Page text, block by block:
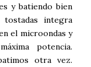
y batiendo bien
integra
el microondas y
potencia.
otra vez.